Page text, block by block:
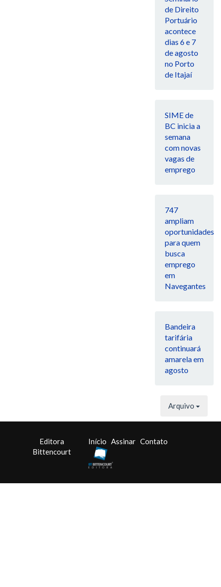
de Direito
Portuário
acontece
dias 6 e 7
de agosto
no Porto
de Itajaí
SIME de
BC inicia a
semana
com novas
vagas de
emprego
747
ampliam
oportunidades
para quem
busca
emprego
em
Navegantes
Bandeira
tarifária
continuará
amarela em
agosto
Arquivo
Editora
Bittencourt
Início Assinar Contato